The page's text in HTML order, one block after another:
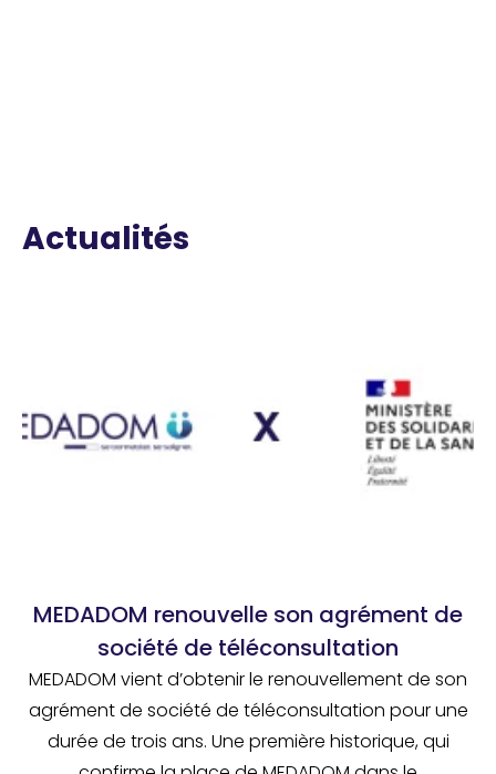
Actualités
MEDADOM renouvelle son agrément de
société de téléconsultation
MEDADOM vient d’obtenir le renouvellement de son
agrément de société de téléconsultation pour une
durée de trois ans. Une première historique, qui